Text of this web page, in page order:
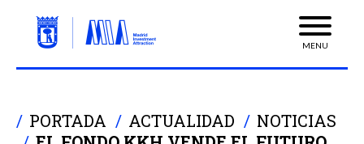
MENU
PORTADA ACTUALIDAD
NOTICIAS